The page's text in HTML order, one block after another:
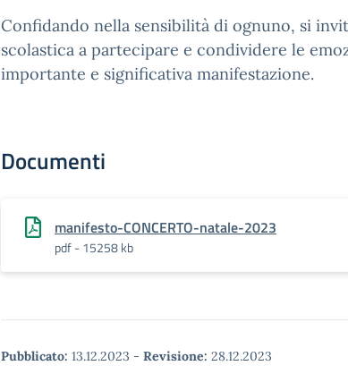
Confidando nella sensibilità di ognuno, si
scolastica a partecipare e condividere le
importante e significativa manifestazione.
Documenti
manifesto-CONCERTO-natale-2023
pdf - 15258 kb
Pubblicato: 13.12.2023 - Revisione: 28.12.2023